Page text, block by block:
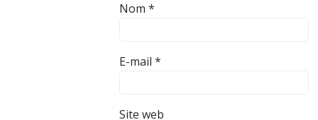
Nom *
E-mail *
Site web